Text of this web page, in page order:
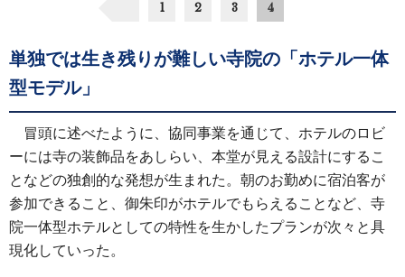
1 2 3 4
単独では生き残りが難しい寺院の「ホテル一体
型モデル」
冒頭に述べたように、協同事業を通じて、ホテルのロビ
ーには寺の装飾品をあしらい、本堂が見える設計にするこ
となどの独創的な発想が生まれた。朝のお勤めに宿泊客が
参加できること、御朱印がホテルでもらえることなど、寺
院一体型ホテルとしての特性を生かしたプランが次々と具
現化していった。